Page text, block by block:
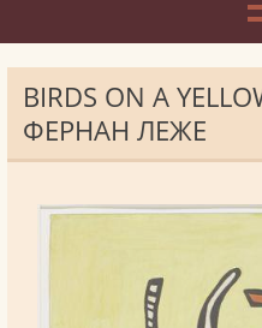
BIRDS ON A
ФЕРНАН ЛЕЖЕ